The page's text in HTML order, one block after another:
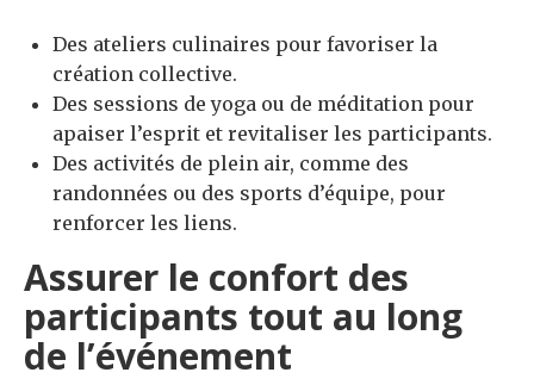
Des ateliers culinaires pour favoriser la
création collective.
Des sessions de yoga ou de méditation pour
apaiser l’esprit et revitaliser les participants.
Des activités de plein air, comme des
randonnées ou des sports d’équipe, pour
renforcer les liens.
Assurer le confort des
participants tout au long
de l’événement